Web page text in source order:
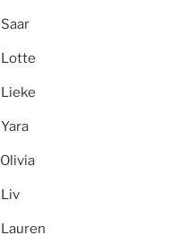
Saar
Lotte
Lieke
Yara
Olivia
Liv
Lauren